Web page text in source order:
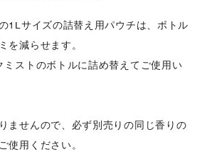
1Lサイズの詰替え用パウチは、ボトル
を減らせます。
ミストのボトルに詰め替えてご使用い
ませんので、必ず別売りの同じ香りの
使用ください。